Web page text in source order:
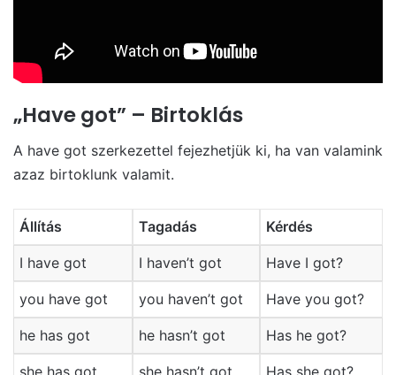
„Have got” – Birtoklás
A have got szerkezettel fejezhetjük ki, ha van valamink
azaz birtoklunk valamit.
Állítás Tagadás Kérdés
I have got I haven’t got Have I got?
you have got you haven’t got Have you got?
he has got he hasn’t got Has he got?